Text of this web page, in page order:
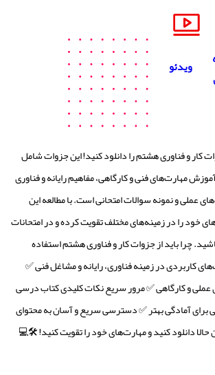
ویدئو
کار و فناوری هشتم را دانلود کنید! این جزوات شامل
مهارت‌های فنی و کارگاهی، مفاهیم رایانه و فناوری
عملی و نمونه سوالات امتحانی است. با مطالعه این
خود را در زمینه‌های مختلف تقویت کرده و در امتحانات
چرا باید از جزوات کار و فناوری هشتم استفاده
کاربردی در زمینه فناوری، رایانه و مشاغل فنی ✅
عملی و کارگاهی ✅ مرور سریع نکات کلیدی کتاب درسی
برای آمادگی بهتر ✅ دسترسی سریع و آسان به محتوای
دانلود کنید و مهارت‌های خود را تقویت کنید! 🛠💻